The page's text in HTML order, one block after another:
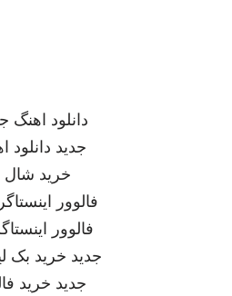
دانلود اهنگ
جدید دانلود
خرید
فالوور
فالوور
جدید خرید بک
جدید خرید